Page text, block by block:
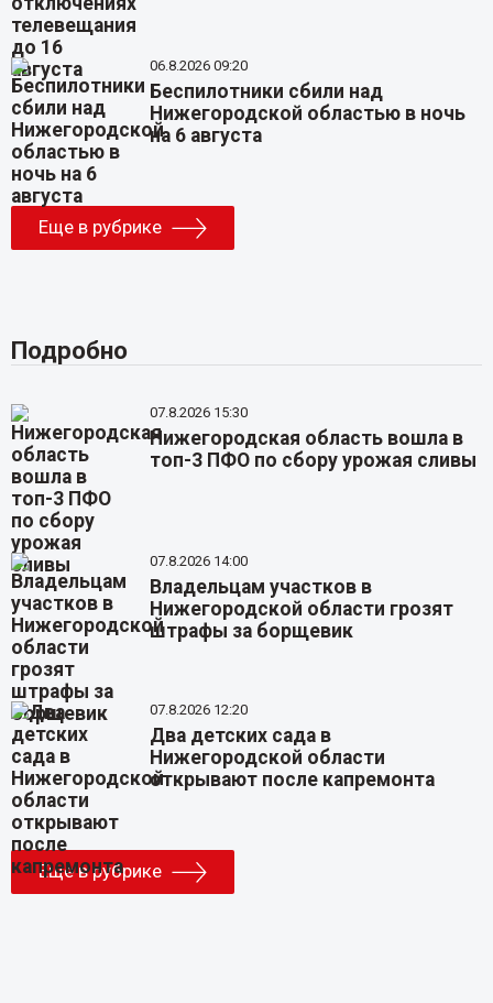
06.8.2026 09:20
Беспилотники сбили над
Нижегородской областью в ночь
на 6 августа
Еще в рубрике
Подробно
07.8.2026 15:30
Нижегородская область вошла в
топ-3 ПФО по сбору урожая сливы
07.8.2026 14:00
Владельцам участков в
Нижегородской области грозят
штрафы за борщевик
07.8.2026 12:20
Два детских сада в
Нижегородской области
открывают после капремонта
Еще в рубрике